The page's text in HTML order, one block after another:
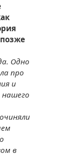
Одно
про
и
нашего
в